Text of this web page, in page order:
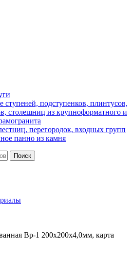
ступеней, подступенков, плинтусов,
столешниц из крупноформатного и
перегородок, входных групп
панно из камня
Вр-1 200х200х4,0мм, карта